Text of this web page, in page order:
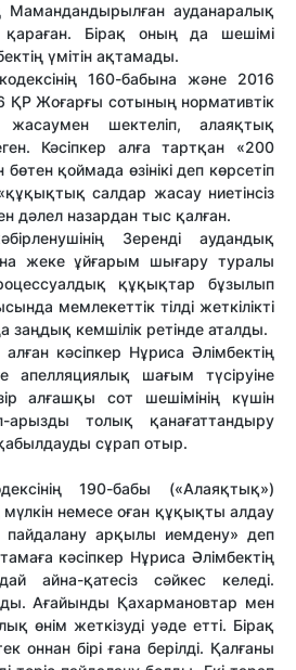
Мамандандырылған ауданаралық
Бірақ оның да шешімі
үмітін ақтамады.
160-бабына және 2016
ҚР Жоғарғы сотының нормативтік
жасаумен шектеліп, алаяқтық
Кәсіпкер алға тартқан «200
қоймада өзінікі деп көрсетіп
салдар жасау ниетінсіз
дәлел назардан тыс қалған.
Зеренді аудандық
жеке ұйғарым шығару туралы
құқықтар бұзылып
мемлекеттік тілді жеткілікті
заңдық кемшілік ретінде аталды.
кәсіпкер Нұриса Әлімбектің
апелляциялық шағым түсіруіне
алғашқы сот шешімінің күшін
толық қанағаттандыру
сұрап отыр.
190-бабы («Алаяқтық»)
немесе оған құқықты алдау
пайдалану арқылы иемдену» деп
кәсіпкер Нұриса Әлімбектің
айна-қатесіз сәйкес келеді.
Ағайынды Қахармановтар мен
өнім жеткізуді уәде етті. Бірақ
оннан бірі ғана берілді. Қалғаны